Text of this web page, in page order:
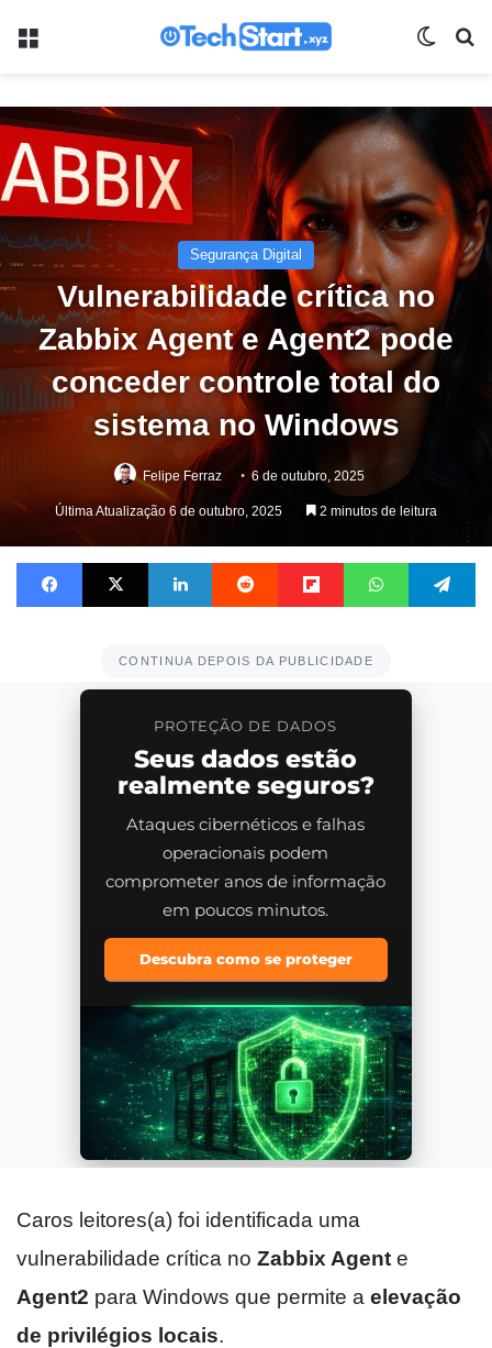
Menu
Segurança Digital
Vulnerabilidade crítica no
Zabbix Agent e Agent2 pode
conceder controle total do
sistema no Windows
Felipe Ferraz 6 de outubro, 2025
Última Atualização 6 de outubro, 2025 2 minutos de leitura
Facebook X Linkedin Reddit Flipboard WhatsApp
CONTINUA DEPOIS DA PUBLICIDADE
PROTEÇÃO DE DADOS
Seus dados estão
realmente seguros?
Ataques cibernéticos e falhas
operacionais podem
comprometer anos de informação
em poucos minutos.
Descubra como se proteger
Caros leitores(a) foi identificada uma
vulnerabilidade crítica no Zabbix Agent e
Agent2 para Windows que permite a elevação
de privilégios locais.